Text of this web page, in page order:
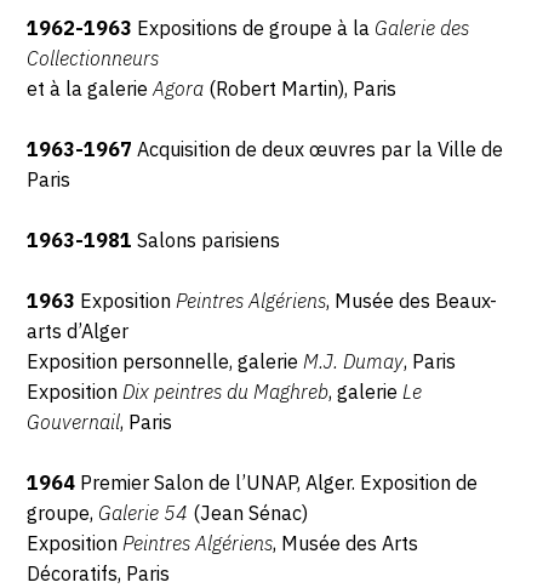
1962-1963 Expositions de groupe à la Galerie des
Collectionneurs
et à la galerieAgora (Robert Martin), Paris
1963-1967 Acquisition de deux œuvres par la Ville de
Paris
1963-1981 Salons parisiens
1963 ExpositionPeintres Algériens, Musée des Beaux-
arts d’Alger
Exposition personnelle, galerieM.J. Dumay, Paris
ExpositionDix peintres du Maghreb, galerieLe
Gouvernail, Paris
1964 Premier Salon de l’UNAP, Alger. Exposition de
groupe, Galerie 54 (Jean Sénac)
ExpositionPeintres Algériens, Musée des Arts
Décoratifs, Paris